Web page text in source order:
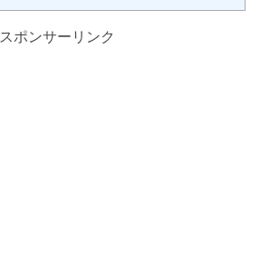
スポンサーリンク